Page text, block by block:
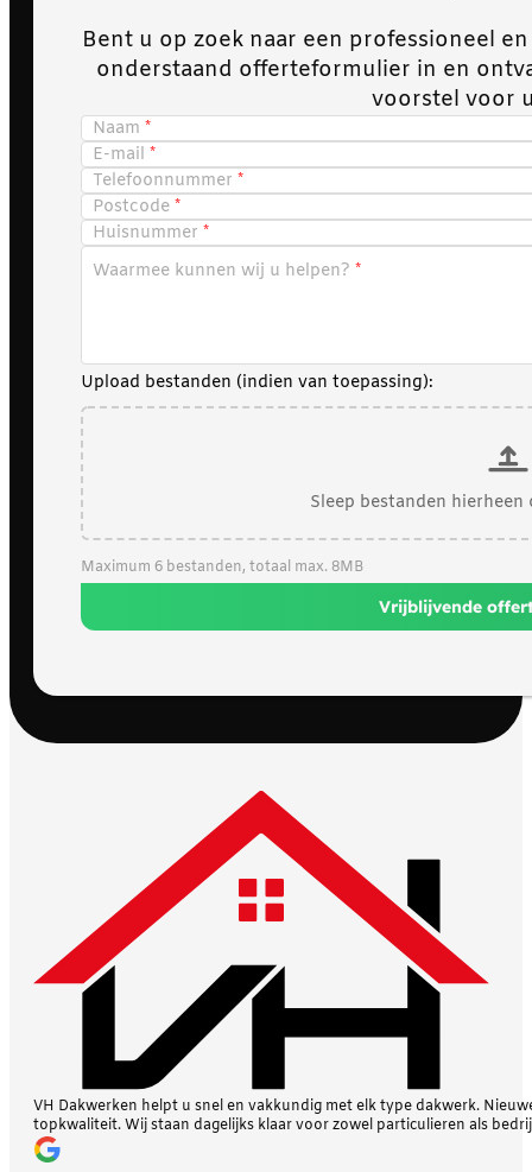
Bent u op zoek naar een professioneel
onderstaand offerteformulier in en
voorstel voor
Naam
E-mail
Telefoonnummer
Postcode
Huisnummer
Waarmee kunnen wij u helpen?
Upload bestanden (indien van toepassing):
Sleep bestanden
Maximum 6 bestanden, totaal max. 8MB
Vrijblijvende
VH Dakwerken helpt u snel en vakkundig met elk type dakwerk.
topkwaliteit. Wij staan dagelijks klaar voor zowel particulieren als